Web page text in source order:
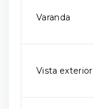
Varanda
Vista exterior